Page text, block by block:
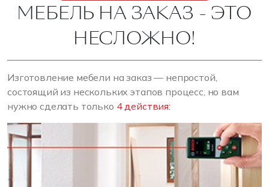
МЕБЕЛЬ НА ЗАКАЗ - ЭТО
НЕСЛОЖНО!
Изготовление мебели на заказ — непростой,
состоящий из нескольких этапов процесс, но вам
нужно сделать только 4 действия: